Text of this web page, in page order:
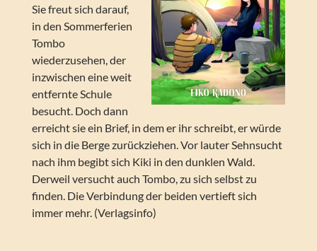
Sie freut sich darauf,
in den Sommerferien
Tombo
wiederzusehen, der
inzwischen eine weit
entfernte Schule
besucht. Doch dann
erreicht sie ein Brief, in dem er ihr schreibt, er würde
sich in die Berge zurückziehen. Vor lauter Sehnsucht
nach ihm begibt sich Kiki in den dunklen Wald.
Derweil versucht auch Tombo, zu sich selbst zu
finden. Die Verbindung der beiden vertieft sich
immer mehr. (Verlagsinfo)